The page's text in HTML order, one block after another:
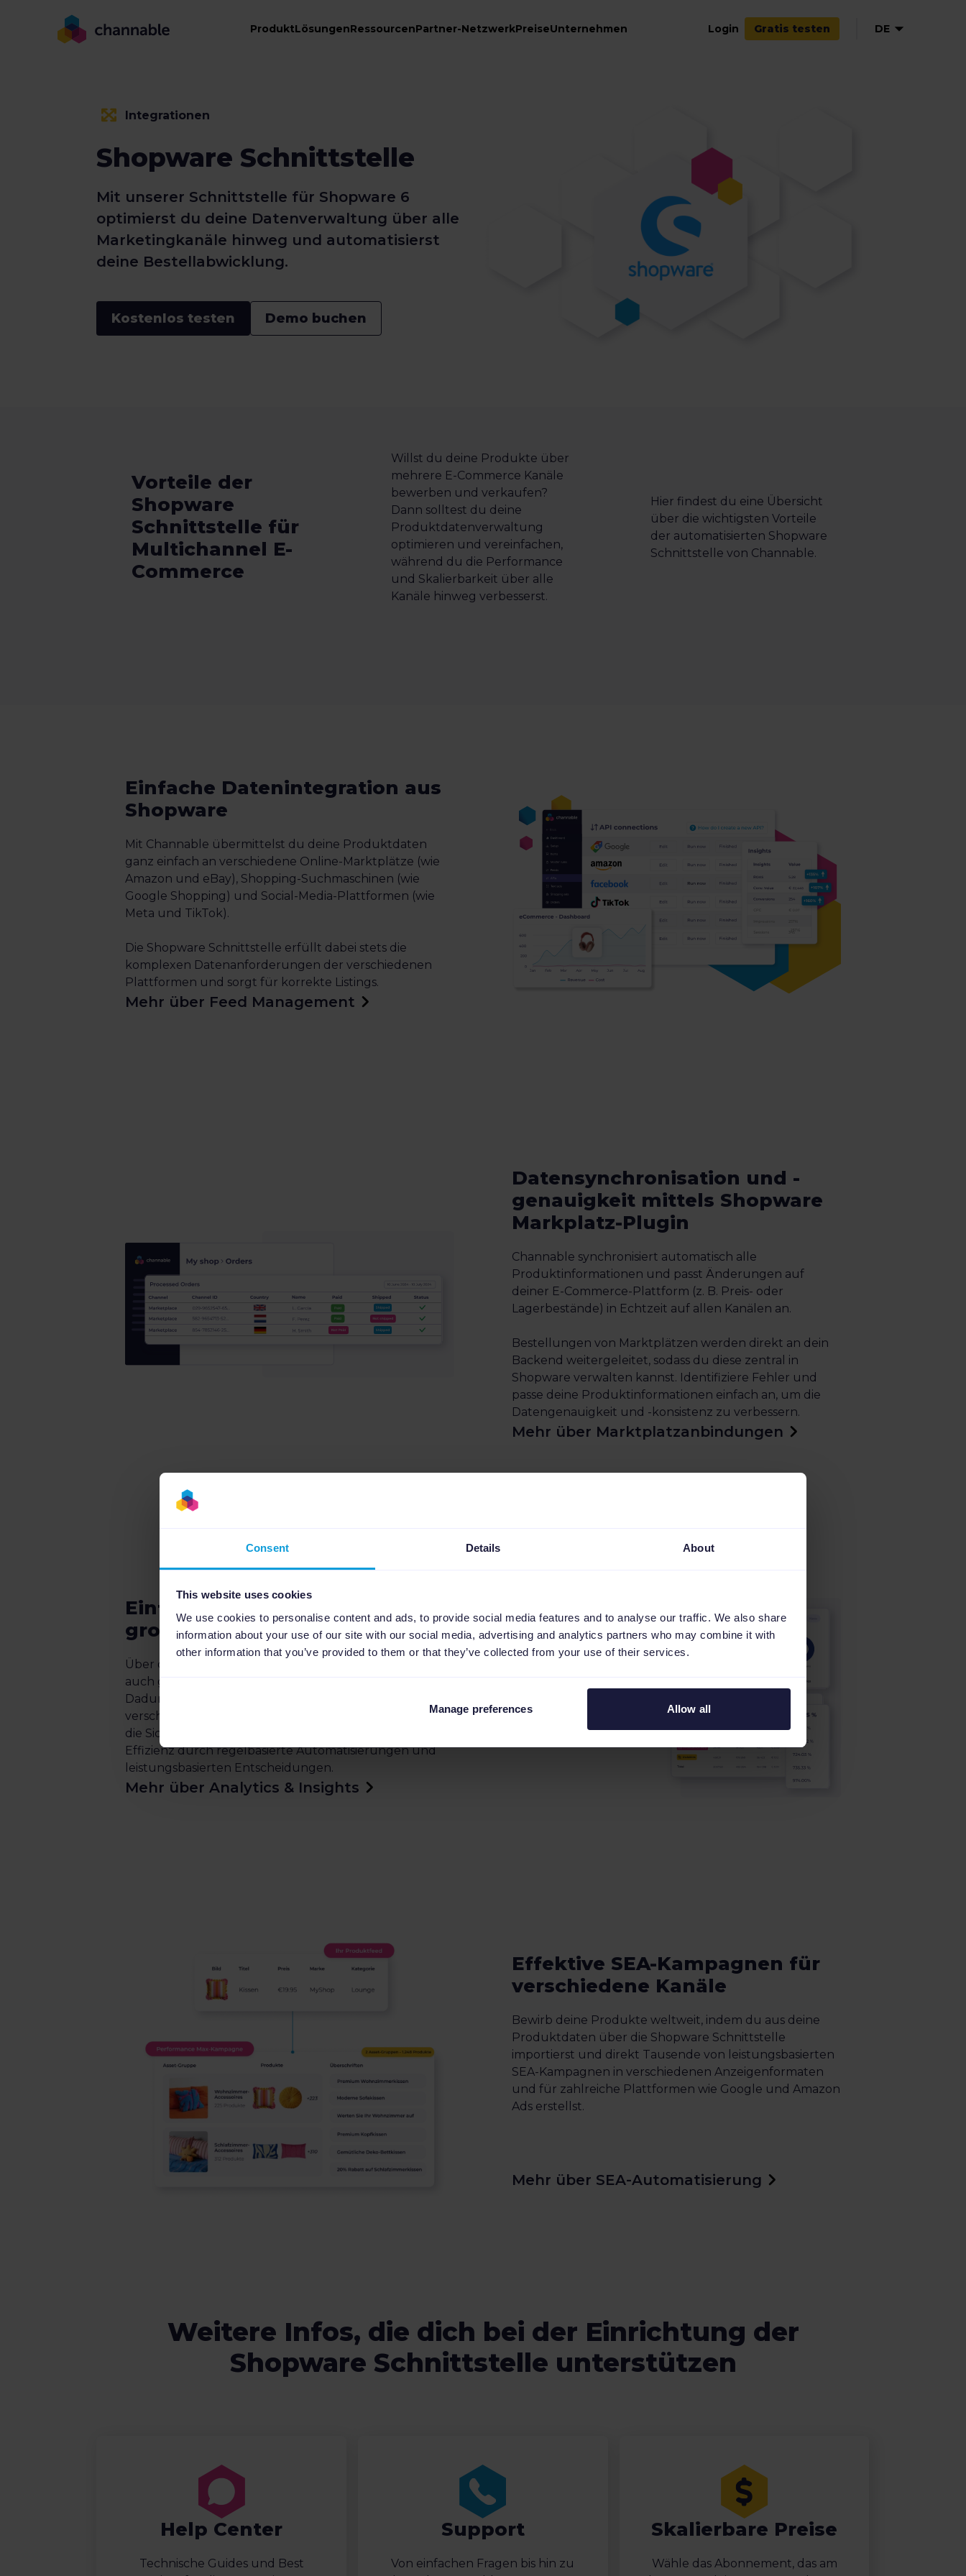
Consent Details About
This website uses cookies
We use cookies to personalise content and ads, to provide social media features and to analyse our traffic. We also share
information about your use of our site with our social media, advertising and analytics partners who may combine it with
other information that you’ve provided to them or that they’ve collected from your use of their services.
Manage preferences Allow all
ProduktLösungenRessourcenPartner-NetzwerkPreiseUnternehmen Login Gratis testen DE
Integrationen
Shopware Schnittstelle
Mit unserer Schnittstelle für Shopware 6
optimierst du deine Datenverwaltung über alle
Marketingkanäle hinweg und automatisierst
deine Bestellabwicklung.
Kostenlos testen Demo buchen
Vorteile der
Shopware
Schnittstelle für
Multichannel E-
Commerce
Willst du deine Produkte über
mehrere E-Commerce Kanäle
bewerben und verkaufen?
Dann solltest du deine
Produktdatenverwaltung
optimieren und vereinfachen,
während du die Performance
und Skalierbarkeit über alle
Kanäle hinweg verbesserst.
Hier findest du eine Übersicht
über die wichtigsten Vorteile
der automatisierten Shopware
Schnittstelle von Channable.
Einfache Datenintegration aus
Shopware
Mit Channable übermittelst du deine Produktdaten
ganz einfach an verschiedene Online-Marktplätze (wie
Amazon und eBay), Shopping-Suchmaschinen (wie
Google Shopping) und Social-Media-Plattformen (wie
Meta und TikTok).
Die Shopware Schnittstelle erfüllt dabei stets die
komplexen Datenanforderungen der verschiedenen
Plattformen und sorgt für korrekte Listings.
Mehr über Feed Management
Datensynchronisation und -
genauigkeit mittels Shopware
Markplatz-Plugin
Channable synchronisiert automatisch alle
Produktinformationen und passt Änderungen auf
deiner E-Commerce-Plattform (z. B. Preis- oder
Lagerbestände) in Echtzeit auf allen Kanälen an.
Bestellungen von Marktplätzen werden direkt an dein
Backend weitergeleitet, sodass du diese zentral in
Shopware verwalten kannst. Identifiziere Fehler und
passe deine Produktinformationen einfach an, um die
Datengenauigkeit und -konsistenz zu verbessern.
Mehr über Marktplatzanbindungen
Einfache Skalierbarkeit für
große Produktkataloge
Über die Channable Shopware Schnittstelle kannst du
auch große Produktkataloge effizient verwalten.
Dadurch vereinfachst du das Wachstum über
verschiedene Kanäle hinweg und verbesserst den ROAS,
die Sichtbarkeit der Produkte sowie die allgemeine
Effizienz durch regelbasierte Automatisierungen und
leistungsbasierten Entscheidungen.
Mehr über Analytics & Insights
Effektive SEA-Kampagnen für
verschiedene Kanäle
Bewirb deine Produkte weltweit, indem du aus deine
Produktdaten über die Shopware Schnittstelle
importierst und direkt Tausende von leistungsbasierten
SEA-Kampagnen in verschiedenen Anzeigenformaten
und für zahlreiche Plattformen wie Google und Amazon
Ads erstellst.
Mehr über SEA-Automatisierung
Weitere Infos, die dich bei der Einrichtung der
Shopware Schnittstelle unterstützen
Help Center
Technische Guides und Best
Support
Von einfachen Fragen bis hin zu
Skalierbare Preise
Wähle das Abonnement, das am